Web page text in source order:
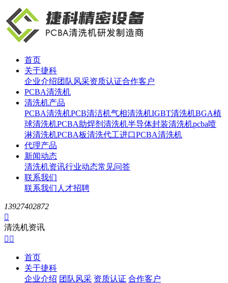
首页
关于捷科
企业介绍团队风采资质认证合作客户
PCBA清洗机
清洗机产品
PCBA清洗机PCB清洁机气相清洗机IGBT清洗机BGA植
球清洗机PCBA助焊剂清洗机半导体封装清洗机pcba喷
淋清洗机PCBA板清洗代工进口PCBA清洗机
代理产品
新闻动态
清洗机资讯行业动态常见问答
联系我们
联系我们 人才招聘
13927402872

清洗机资讯
 
首页
关于捷科
企业介绍 团队风采 资质认证 合作客户